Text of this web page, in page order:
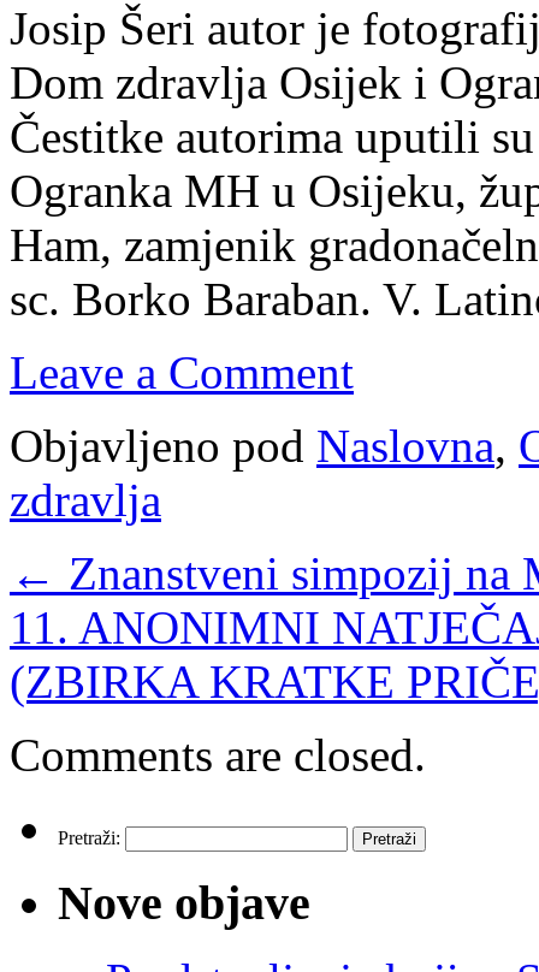
Josip Šeri autor je
Dom zdravlja Osijek i
Čestitke autorima uputili
Ogranka MH u Osijeku,
Ham, zamjenik
sc. Borko Baraban. V.
Leave a Comment
Objavljeno pod Naslovna,
zdravlja
← Znanstveni simpozij na
11. ANONIMNI
(ZBIRKA KRATKE
Comments are closed.
Pretraži:
Nove objave